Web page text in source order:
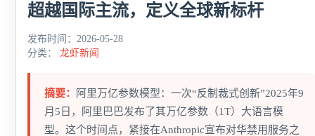
超越国际主流，定义全球新标杆
发布时间：2026-05-28
分类： 龙虾新闻
摘要：
阿里万亿参数模型：一次“反制裁式创新”2025年9
月5日，阿里巴巴发布了其万亿参数（1T）大语言模
型。这个时间点，紧接在Anthropic宣布对华禁用服务之